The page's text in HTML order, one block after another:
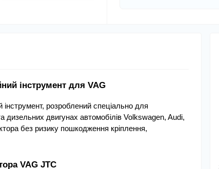
інструмент для VAG
розроблений спеціально для
дизельних двигунах автомобілів Volkswagen, Audi,
без ризику пошкодження кріплення,
VAG JTC